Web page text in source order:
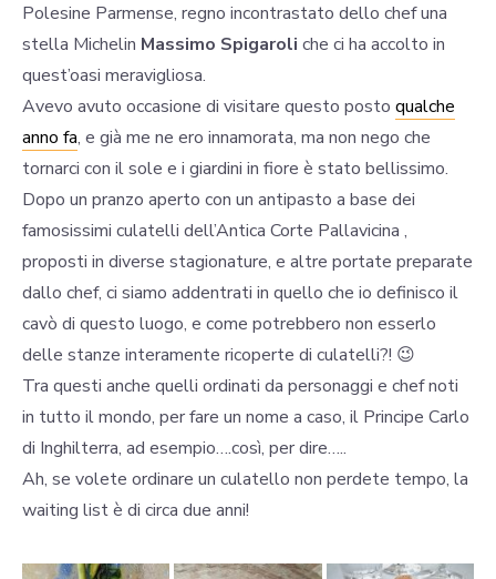
Polesine Parmense, regno incontrastato dello chef una
stella Michelin Massimo Spigaroli che ci ha accolto in
quest’oasi meravigliosa.
Avevo avuto occasione di visitare questo posto qualche
anno fa, e già me ne ero innamorata, ma non nego che
tornarci con il sole e i giardini in fiore è stato bellissimo.
Dopo un pranzo aperto con un antipasto a base dei
famosissimi culatelli dell’Antica Corte Pallavicina ,
proposti in diverse stagionature, e altre portate preparate
dallo chef, ci siamo addentrati in quello che io definisco il
cavò di questo luogo, e come potrebbero non esserlo
delle stanze interamente ricoperte di culatelli?! 😉
Tra questi anche quelli ordinati da personaggi e chef noti
in tutto il mondo, per fare un nome a caso, il Principe Carlo
di Inghilterra, ad esempio….così, per dire…..
Ah, se volete ordinare un culatello non perdete tempo, la
waiting list è di circa due anni!